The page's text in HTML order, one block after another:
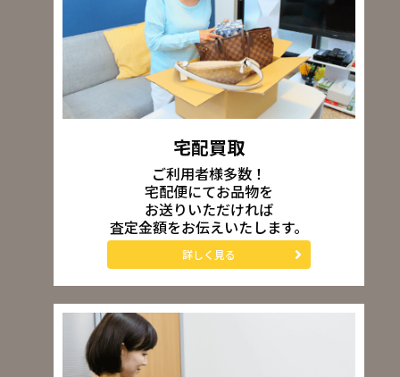
宅配買取
ご利用者様多数！
宅配便にてお品物を
お送りいただければ
査定金額をお伝えいたします。
詳しく見る